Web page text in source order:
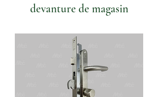
devanture de magasin